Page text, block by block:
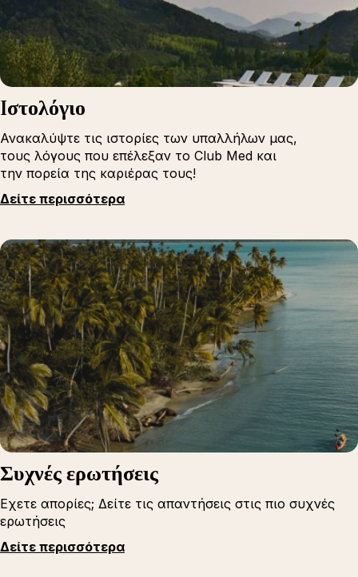
Iστολόγιο
Ανακαλύψτε τις ιστορίες των υπαλλήλων μας,
τους λόγους που επέλεξαν το Club Med και
την πορεία της καριέρας τους!
Δείτε περισσότερα
Συχνές ερωτήσεις
Εχετε απορίες; Δείτε τις απαντήσεις στις πιο συχνές
ερωτήσεις
Δείτε περισσότερα